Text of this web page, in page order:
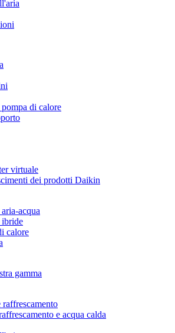
di calore
virtuale
dei prodotti Daikin
acqua
ibride
calore
gamma
raffrescamento
e acqua calda